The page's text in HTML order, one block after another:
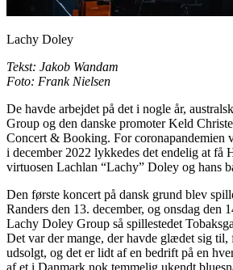
Lachy Doley
Tekst: Jakob Wandam
Foto: Frank Nielsen
De havde arbejdet på det i nogle år,
Group og den danske promoter Keld
Concert & Booking. For coronapandemien
i december 2022 lykkedes det endelig at få
virtuosen Lachlan “Lachy” Doley og hans
Den første koncert på dansk grund blev
Randers den 13. december, og onsdag den
Lachy Doley Group så spillestedet
Det var der mange, der havde glædet sig til,
udsolgt, og det er lidt af en bedrift på en
af et i Danmark nok temmelig ukendt